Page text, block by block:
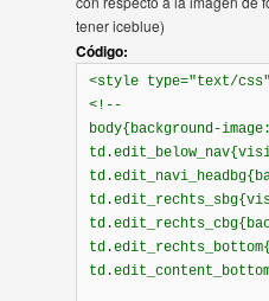
tener iceblue)
Código:
<style type="text/
<!--
body{background-